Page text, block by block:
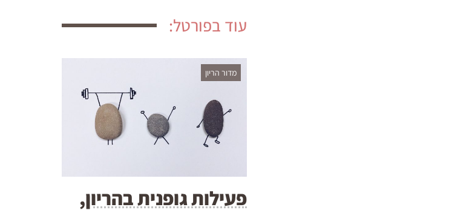
עוד בפורטל:
מדור הריון
פעילות גופנית בהריון,